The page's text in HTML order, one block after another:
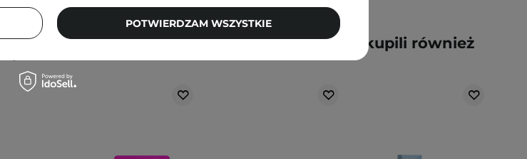
Klienci, którzy kupili ten produkt, kupili również
POTWIERDZAM WSZYSTKIE